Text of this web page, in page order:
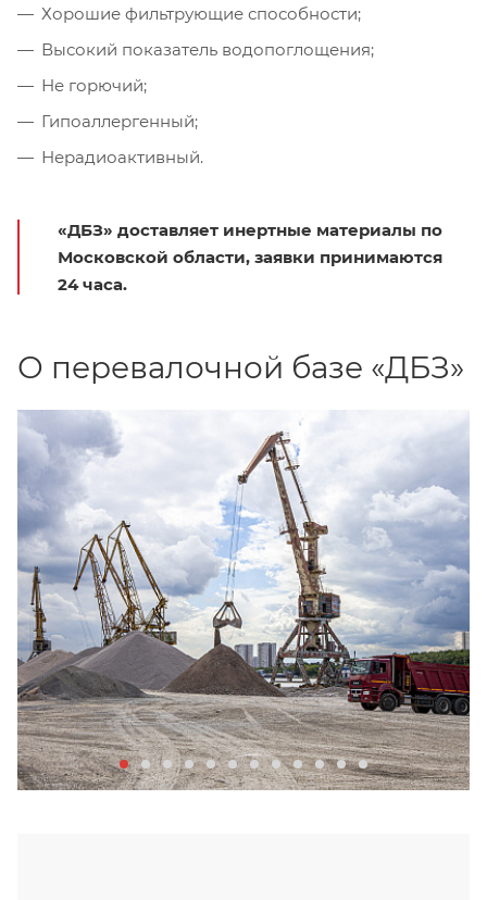
Хорошие фильтрующие способности;
Высокий показатель водопоглощения;
Не горючий;
Гипоаллергенный;
Нерадиоактивный.
«ДБЗ» доставляет инертные материалы по
Московской области, заявки принимаются
24 часа.
О перевалочной базе «ДБЗ»